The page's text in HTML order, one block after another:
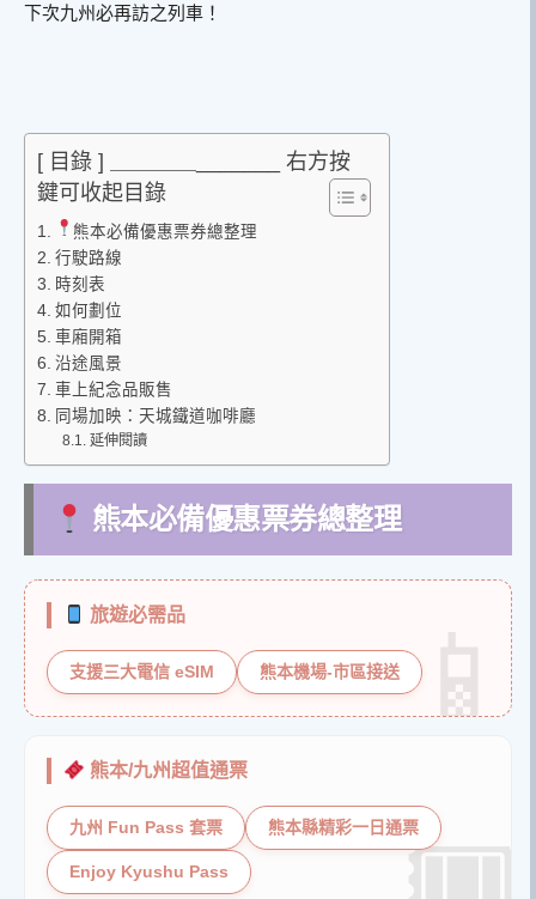
下次九州必再訪之列車！
[ 目錄 ] ＿＿＿＿_______ 右方按
鍵可收起目錄
熊本必備優惠票券總整理
行駛路線
時刻表
如何劃位
車廂開箱
沿途風景
車上紀念品販售
同場加映：天城鐵道咖啡廳
延伸閱讀
熊本必備優惠票券總整理
旅遊必需品
支援三大電信 eSIM 熊本機場-市區接送
熊本/九州超值通票
九州 Fun Pass 套票 熊本縣精彩一日通票
Enjoy Kyushu Pass